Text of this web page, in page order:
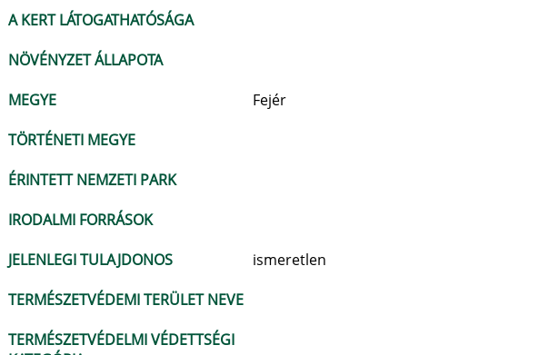
A KERT LÁTOGATHATÓSÁGA
NÖVÉNYZET ÁLLAPOTA
MEGYE
Fejér
TÖRTÉNETI MEGYE
ÉRINTETT NEMZETI PARK
IRODALMI FORRÁSOK
JELENLEGI TULAJDONOS
ismeretlen
TERMÉSZETVÉDEMI TERÜLET NEVE
TERMÉSZETVÉDELMI VÉDETTSÉGI